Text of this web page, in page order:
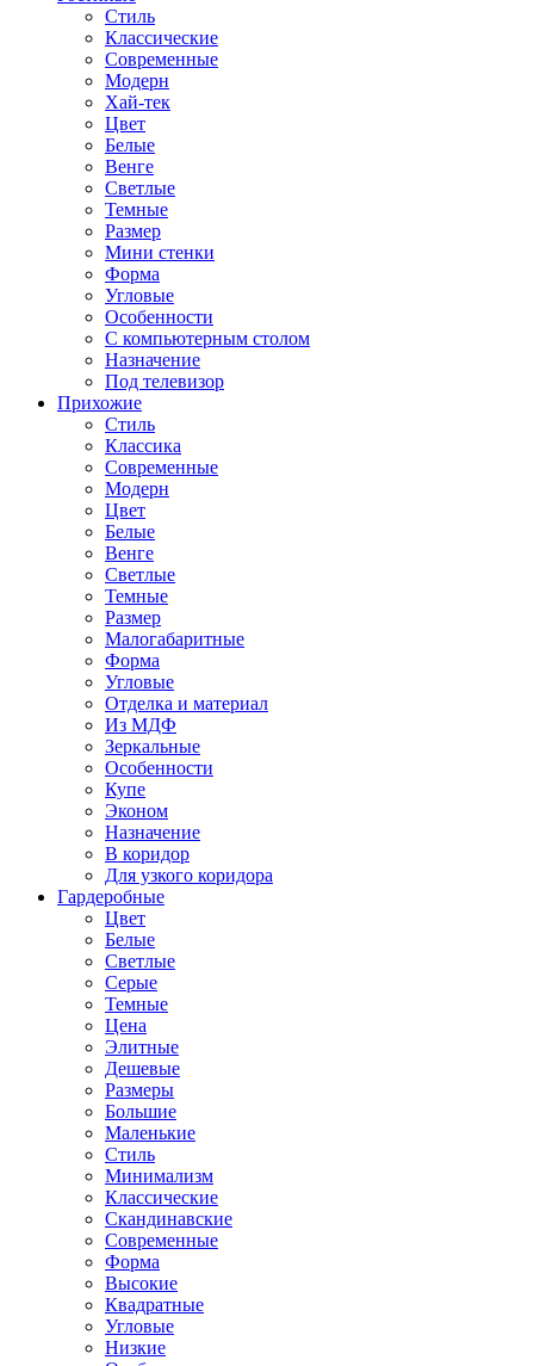
Стиль
Классические
Современные
Модерн
Хай-тек
Цвет
Белые
Венге
Светлые
Темные
Размер
Мини стенки
Форма
Угловые
Особенности
С компьютерным столом
Назначение
Под телевизор
Прихожие
Стиль
Классика
Современные
Модерн
Цвет
Белые
Венге
Светлые
Темные
Размер
Малогабаритные
Форма
Угловые
Отделка и материал
Из МДФ
Зеркальные
Особенности
Купе
Эконом
Назначение
В коридор
Для узкого коридора
Гардеробные
Цвет
Белые
Светлые
Серые
Темные
Цена
Элитные
Дешевые
Размеры
Большие
Маленькие
Стиль
Минимализм
Классические
Скандинавские
Современные
Форма
Высокие
Квадратные
Угловые
Низкие